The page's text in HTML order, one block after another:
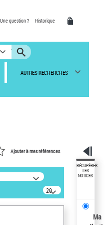
Une question ? Historique
AUTRES RECHERCHES
Ajouter à mes références
20
résultats/page
RÉCUPÉRER
LES
NOTICES
Ma